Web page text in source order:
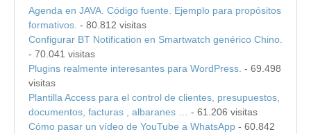
Agenda en JAVA. Código fuente. Ejemplo para propósitos
formativos. - 80.812 visitas
Configurar BT Notification en Smartwatch genérico Chino.
- 70.041 visitas
Plugins realmente interesantes para WordPress. - 69.498
visitas
Plantilla Access para el control de clientes, presupuestos,
documentos, facturas , albaranes …
- 61.206 visitas
Cómo pasar un vídeo de YouTube a WhatsApp - 60.842